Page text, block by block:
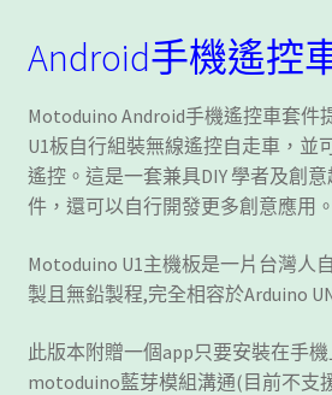
課程教學
購物車
關於我們
Android手機遙控
Motoduino Android手機遙控車套件
U1板自行組裝無線遙控自走車，並
遙控。這是一套兼具DIY 學者及創
件，還可以自行開發更多創意應用。
Motoduino U1主機板是一片台灣人
製且無鉛製程,完全相容於Arduino
此版本附贈一個app只要安裝在手
motoduino藍芽模組溝通(目前不支